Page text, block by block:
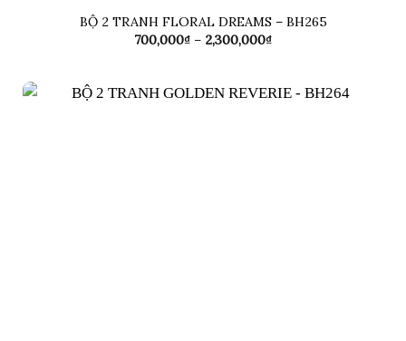
BỘ 2 TRANH FLORAL DREAMS – BH265
700,000₫ – 2,300,000₫Khoảng
đến
2,300,000₫